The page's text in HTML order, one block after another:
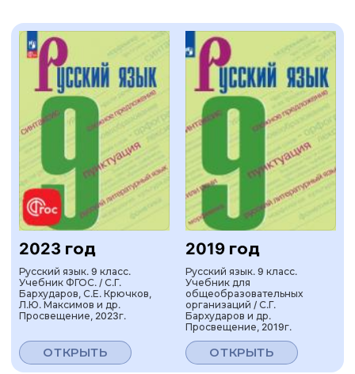
2023 год
Русский язык. 9 класс.
Учебник ФГОС. / С.Г.
Бархударов, С.Е. Крючков,
Л.Ю. Максимов и др.
Просвещение, 2023г.
ОТКРЫТЬ
2019 год
Русский язык. 9 класс.
Учебник для
общеобразовательных
организаций / С.Г.
Бархударов и др.
Просвещение, 2019г.
ОТКРЫТЬ